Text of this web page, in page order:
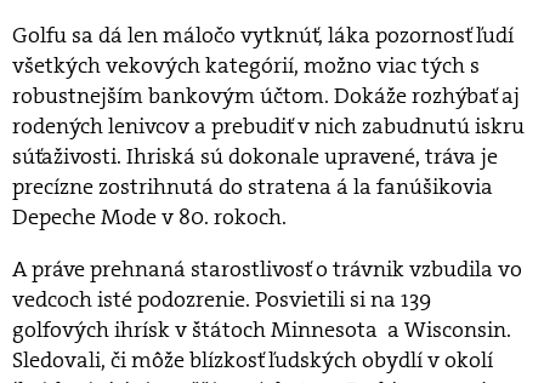
Golfu sa dá len máločo vytknúť, láka pozornosť ľudí
všetkých vekových kategórií, možno viac tých s
robustnejším bankovým účtom. Dokáže rozhýbať aj
rodených lenivcov a prebudiť v nich zabudnutú iskru
súťaživosti. Ihriská sú dokonale upravené, tráva je
precízne zostrihnutá do stratena á la fanúšikovia
Depeche Mode v 80. rokoch.
A práve prehnaná starostlivosť o trávnik vzbudila vo
vedcoch isté podozrenie. Posvietili si na 139
golfových ihrísk v štátoch Minnesota a Wisconsin.
Sledovali, či môže blízkosť ľudských obydlí v okolí